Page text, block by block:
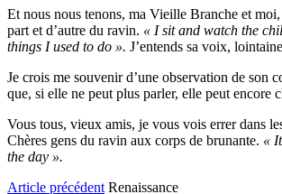
Et nous nous tenons, ma Vieille Branche et
part et d’autre du ravin. « I sit and watch the
things I used to do ». J’entends sa voix,
Je crois me souvenir d’une observation de son
que, si elle ne peut plus parler, elle peut encore
Vous tous, vieux amis, je vous vois errer dans
Chères gens du ravin aux corps de brunante. «
the day ».
Article précédent Renaissance